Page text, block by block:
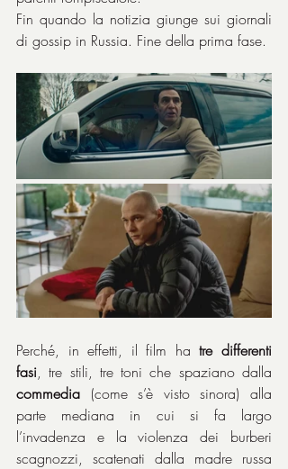
Fin quando la notizia giunge sui giornali
di gossip in Russia. Fine della prima fase.
Perché, in effetti, il film ha tre differenti
fasi
commedia (come s’è visto sinora) alla
parte mediana in cui si fa largo
l’invadenza e la violenza dei burberi